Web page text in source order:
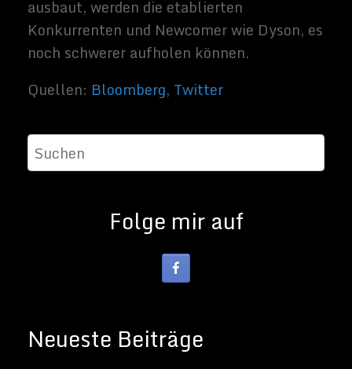
Buchautor,
sowie SEO-
Berater. Mein
Hobbys und
sind Science-